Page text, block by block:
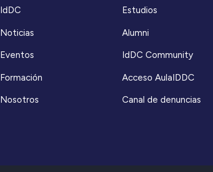
IdDC
Noticias
Eventos
Formación
Nosotros
Estudios
Alumni
IdDC Community
Acceso AulaIDDC
Canal de denuncias